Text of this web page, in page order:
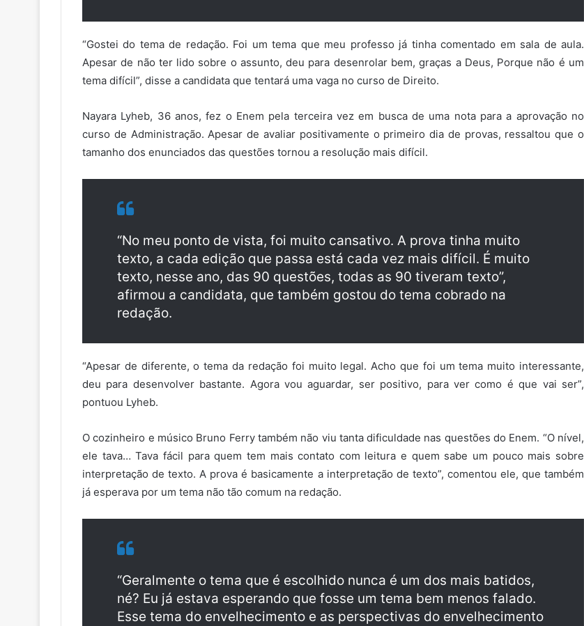
“Gostei do tema de redação. Foi um tema que meu professo já tinha comentado em sala de aula.
Apesar de não ter lido sobre o assunto, deu para desenrolar bem, graças a Deus, Porque não é um
tema difícil”, disse a candidata que tentará uma vaga no curso de Direito.
Nayara Lyheb, 36 anos, fez o Enem pela terceira vez em busca de uma nota para a aprovação no
curso de Administração. Apesar de avaliar positivamente o primeiro dia de provas, ressaltou que o
tamanho dos enunciados das questões tornou a resolução mais difícil.
“No meu ponto de vista, foi muito cansativo. A prova tinha muito
texto, a cada edição que passa está cada vez mais difícil. É muito
texto, nesse ano, das 90 questões, todas as 90 tiveram texto”,
afirmou a candidata, que também gostou do tema cobrado na
redação.
“Apesar de diferente, o tema da redação foi muito legal. Acho que foi um tema muito interessante,
deu para desenvolver bastante. Agora vou aguardar, ser positivo, para ver como é que vai ser”,
pontuou Lyheb.
O cozinheiro e músico Bruno Ferry também não viu tanta dificuldade nas questões do Enem. “O nível,
ele tava… Tava fácil para quem tem mais contato com leitura e quem sabe um pouco mais sobre
interpretação de texto. A prova é basicamente a interpretação de texto”, comentou ele, que também
já esperava por um tema não tão comum na redação.
“Geralmente o tema que é escolhido nunca é um dos mais batidos,
né? Eu já estava esperando que fosse um tema bem menos falado.
Esse tema do envelhecimento e as perspectivas do envelhecimento